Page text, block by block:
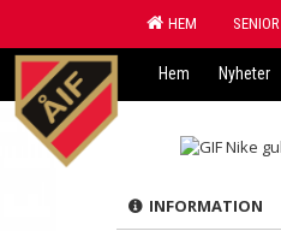
HEM SENIOR
Hem Nyheter
INFORMATION